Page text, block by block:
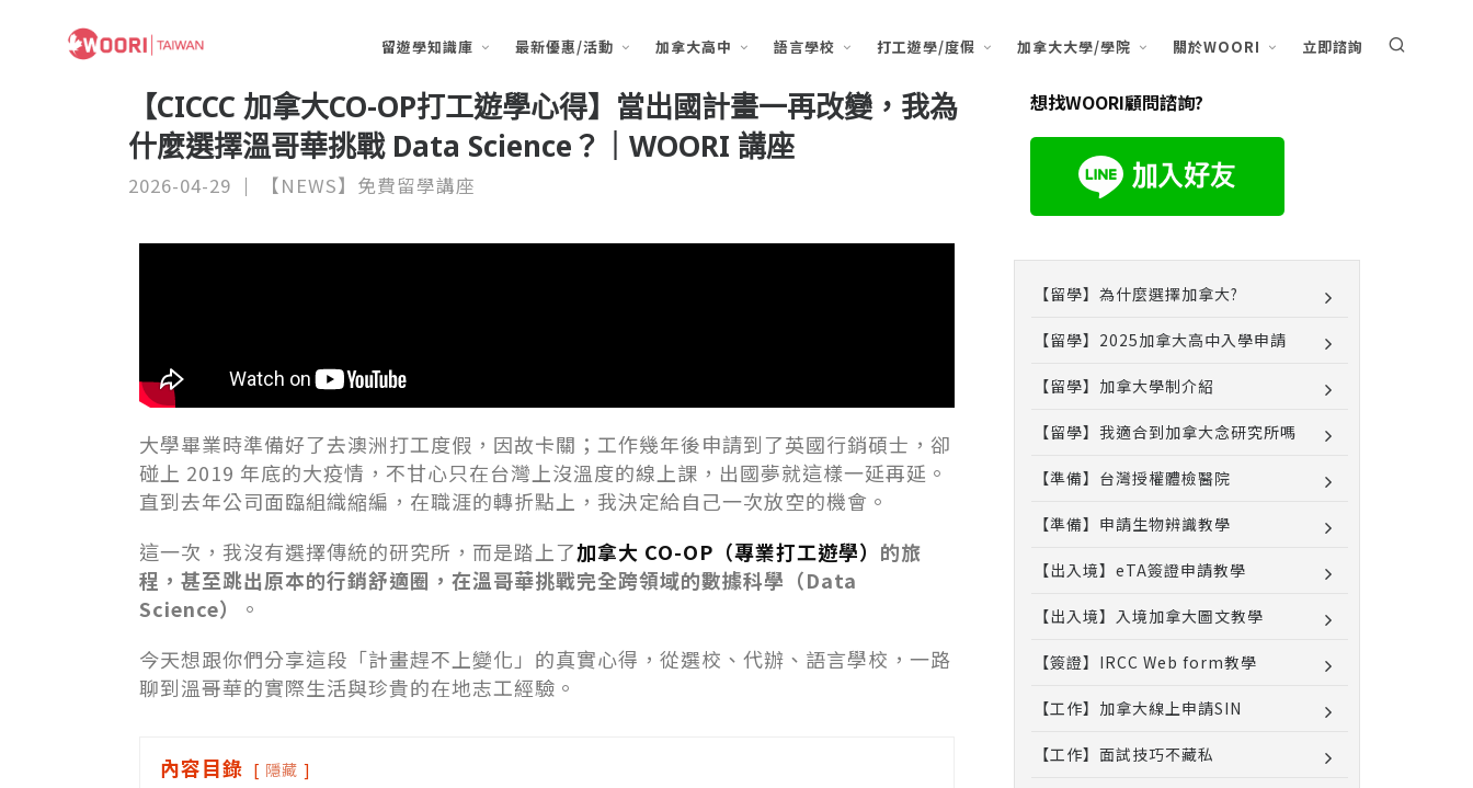
留遊學知識庫 最新優惠/活動 加拿大高中 語言學校 打工遊學/度假 加拿大大學/學院 關於WOORI 立即諮詢
【CICCC 加拿大CO-OP打工遊學心得】當出國計畫一再改變，我為
什麼選擇溫哥華挑戰 Data Science？｜WOORI 講座
2026-04-29 【NEWS】免費留學講座
大學畢業時準備好了去澳洲打工度假，因故卡關；工作幾年後申請到了英國行銷碩士，卻
碰上 2019 年底的大疫情，不甘心只在台灣上沒溫度的線上課，出國夢就這樣一延再延。
直到去年公司面臨組織縮編，在職涯的轉折點上，我決定給自己一次放空的機會。
這一次，我沒有選擇傳統的研究所，而是踏上了加拿大 CO-OP（專業打工遊學） 的旅
程，甚至跳出原本的行銷舒適圈，在溫哥華挑戰完全跨領域的數據科學（Data
Science）
。
今天想跟你們分享這段「計畫趕不上變化」的真實心得，從選校、代辦、語言學校，一路
聊到溫哥華的實際生活與珍貴的在地志工經驗。
內容目錄 隱藏
想找WOORI顧問諮詢?
【留學】為什麼選擇加拿大?
【留學】2025加拿大高中入學申請
【留學】加拿大學制介紹
【留學】我適合到加拿大念研究所嗎
【準備】台灣授權體檢醫院
【準備】申請生物辨識教學
【出入境】eTA簽證申請教學
【出入境】入境加拿大圖文教學
【簽證】IRCC Web form教學
【工作】加拿大線上申請SIN
【工作】面試技巧不藏私